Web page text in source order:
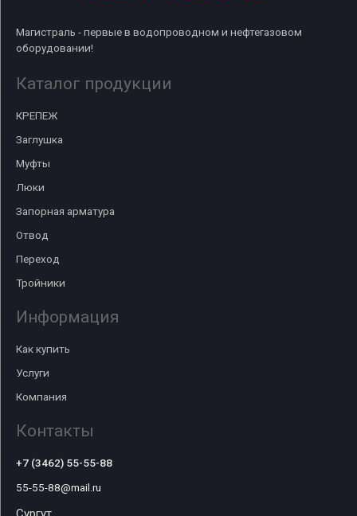
Магистраль - первые в водопроводном и нефтегазовом
оборудовании!
Каталог продукции
КРЕПЕЖ
Заглушка
Муфты
Люки
Запорная арматура
Отвод
Переход
Тройники
Информация
Как купить
Услуги
Компания
Контакты
+7 (3462) 55-55-88
55-55-88@mail.ru